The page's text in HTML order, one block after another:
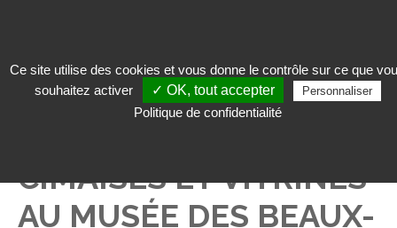
Actualités > Cimaises et vitrines au Musée des Beaux-
CIMAISES ET VITRINES
AU MUSÉE DES BEAUX-
Ce site utilise des cookies et vous donne le contrôle sur ce que
souhaitez activer
✓ OK, tout accepter Personnaliser
Politique de confidentialité